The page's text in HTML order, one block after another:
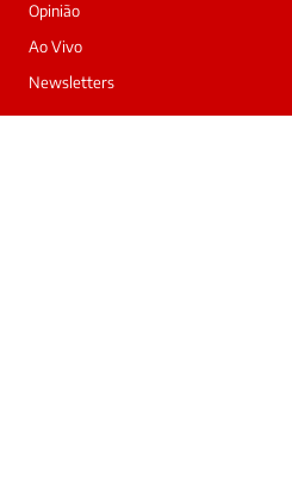
Opinião
Ao Vivo
Newsletters